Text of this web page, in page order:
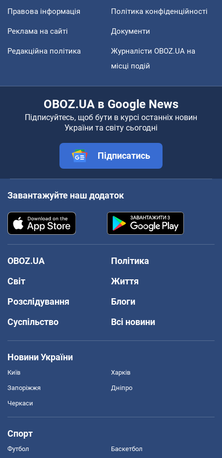
Правова інформація Політика конфіденційності
Реклама на сайті Документи
Редакційна політика
Журналісти OBOZ.UA на
місці подій
OBOZ.UA в Google News
Підписуйтесь, щоб бути в курсі останніх новин
України та світу сьогодні
Підписатись
Завантажуйте наш додаток
OBOZ.UA
Політика
Світ
Життя
Розслідування
Блоги
Суспільство
Всі новини
Новини України
Київ Харків
Запоріжжя Дніпро
Черкаси
Спорт
Футбол Баскетбол